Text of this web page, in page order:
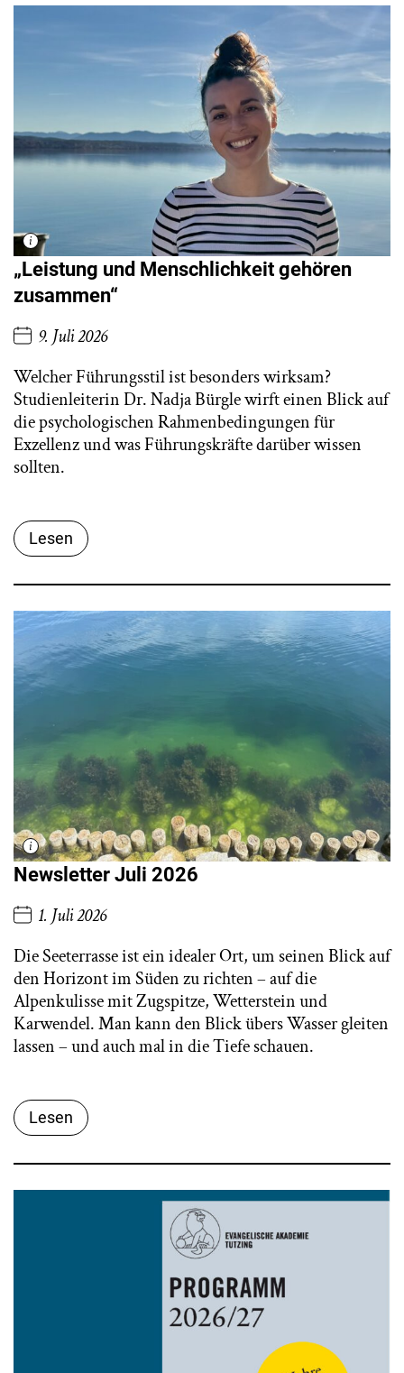
„Leistung und Menschlichkeit gehören
zusammen“
9. Juli 2026
Welcher Führungsstil ist besonders wirksam?
Studienleiterin Dr. Nadja Bürgle wirft einen Blick auf
die psychologischen Rahmenbedingungen für
Exzellenz und was Führungskräfte darüber wissen
sollten.
Lesen
Newsletter Juli 2026
1. Juli 2026
Die Seeterrasse ist ein idealer Ort, um seinen Blick auf
den Horizont im Süden zu richten – auf die
Alpenkulisse mit Zugspitze, Wetterstein und
Karwendel. Man kann den Blick übers Wasser gleiten
lassen – und auch mal in die Tiefe schauen.
Lesen